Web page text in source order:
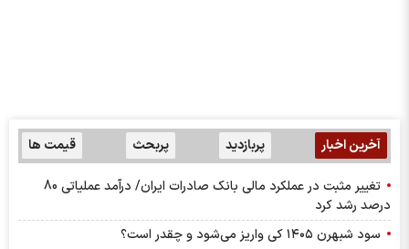
آخرین اخبار پربازدید پربحث قیمت ها
تغییر مثبت در عملکرد مالی بانک صادرات ایران/ درآمد عملیاتی 80
درصد رشد کرد
سود شبهرن ۱۴۰۵ کی واریز می‌شود و چقدر است؟